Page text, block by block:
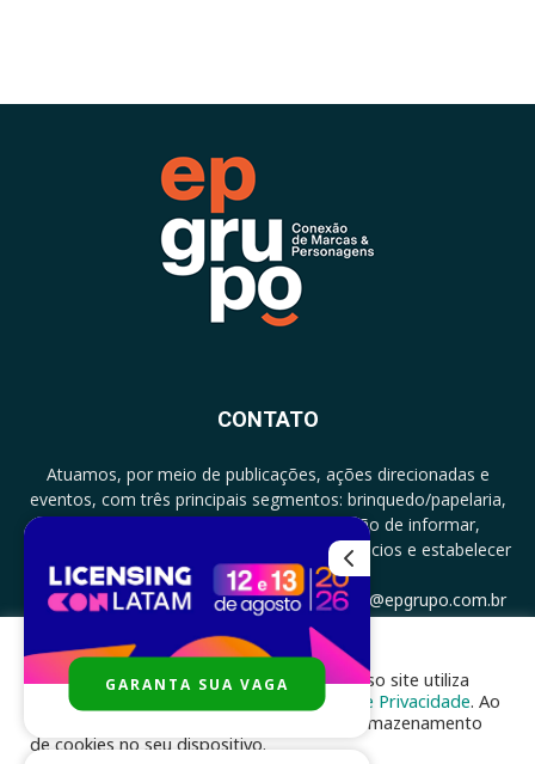
CONTATO
Atuamos, por meio de publicações, ações direcionadas e
eventos, com três principais segmentos: brinquedo/papelaria,
licenciamento e zero a três com a missão de informar,
documentar, proporcionar encontro de negócios e estabelecer
parcerias.
CONTATO: +5511994513097 - atendimento@epgrupo.com.br
SIGA-NOS
Para melhor experiência e navegação, nosso site utiliza
cookies, de acordo com a nossa
Política de Privacidade. Ao
clicar em “aceito”, você concorda com o armazenamento
de cookies no seu dispositivo.
GARANTA SUA VAGA